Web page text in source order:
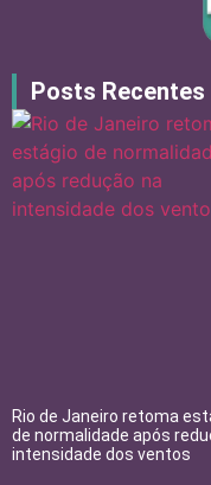
Posts Recentes
Rio de Janeiro retoma
de normalidade após
intensidade dos ventos